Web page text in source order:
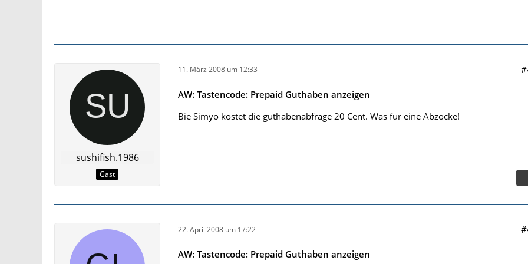
sushifish.1986
Gast
11. März 2008 um 12:33
AW: Tastencode: Prepaid Guthaben anzeigen
Bie Simyo kostet die guthabenabfrage 20 Cent. Was für eine Abzocke!
22. April 2008 um 17:22
AW: Tastencode: Prepaid Guthaben anzeigen